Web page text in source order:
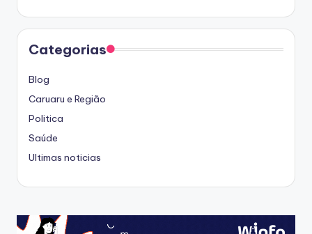
Categorias
Blog
Caruaru e Região
Politica
Saúde
Ultimas noticias